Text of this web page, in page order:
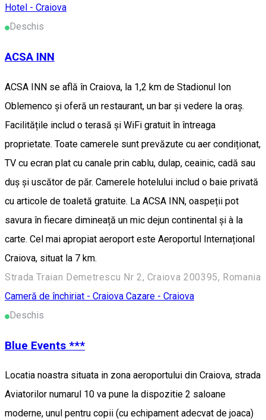
Hotel - Craiova
Deschis
ACSA INN
ACSA INN se află în Craiova, la 1,2 km de Stadionul Ion
Oblemenco și oferă un restaurant, un bar și vedere la oraș.
Facilitățile includ o terasă și WiFi gratuit în întreaga
proprietate. Toate camerele sunt prevăzute cu aer condiționat,
TV cu ecran plat cu canale prin cablu, dulap, ceainic, cadă sau
duș și uscător de păr. Camerele hotelului includ o baie privată
cu articole de toaletă gratuite. La ACSA INN, oaspeții pot
savura în fiecare dimineață un mic dejun continental și à la
carte. Cel mai apropiat aeroport este Aeroportul Internațional
Craiova, situat la 7 km.
Strada Traian Demetrescu Nr 2, Craiova 200395, Romania
Cameră de închiriat - Craiova Cazare - Craiova
Deschis
Blue Events ***
Locatia noastra situata in zona aeroportului din Craiova, strada
Aviatorilor numarul 10 va pune la dispozitie 2 saloane
moderne, unul pentru copii (cu echipament adecvat de joaca)